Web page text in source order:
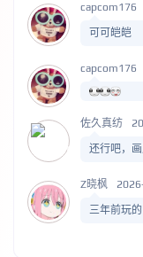
capcom176
可可皑皑
capcom176
佐久真纺
还行吧，
Z晓枫
三年前玩